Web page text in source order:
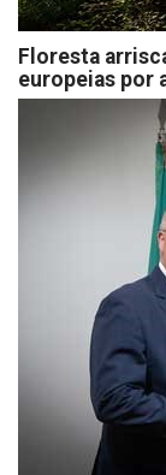
Floresta
europeias por